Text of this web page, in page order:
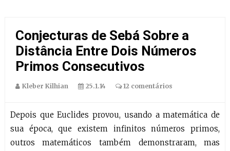
Conjecturas de Sebá Sobre a
Distância Entre Dois Números
Primos Consecutivos
Kleber Kilhian 25.1.14 12 comentários
Depois que Euclides provou, usando a matemática de
sua época, que existem infinitos números primos,
outros matemáticos também demonstraram, mas